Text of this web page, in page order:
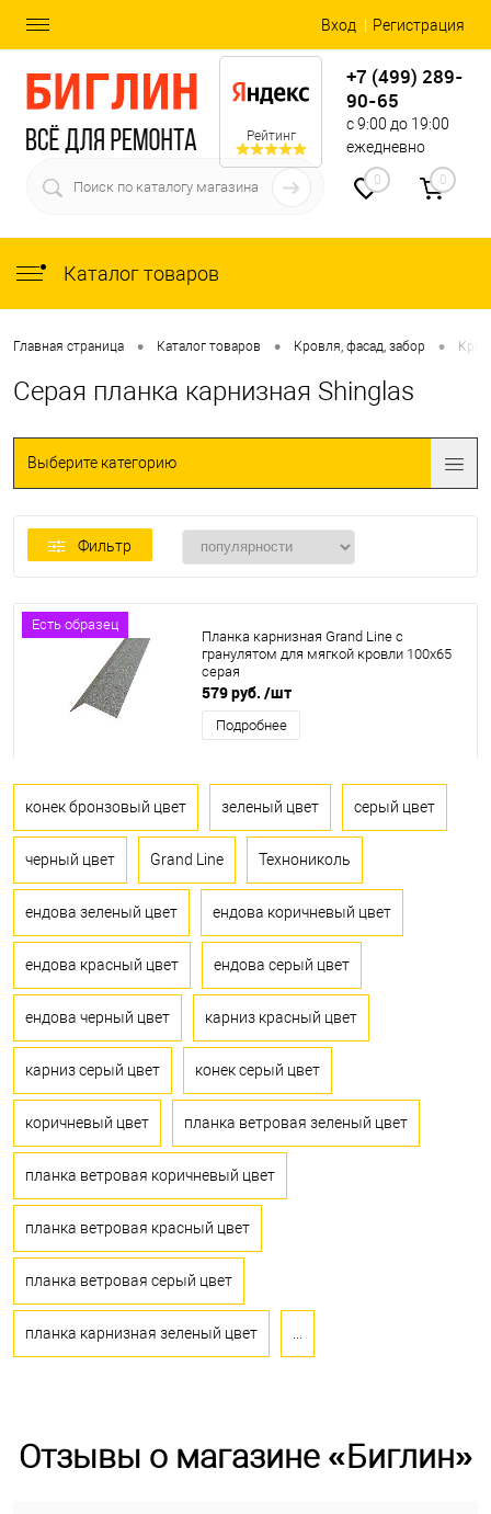
Вход Регистрация
Рейтинг
+7 (499) 289-
90-65
с 9:00 до 19:00
ежедневно
0 0
Каталог товаров
Главная страница • Каталог товаров • Кровля, фасад, забор •
Серая планка карнизная Shinglas
Выберите категорию
Фильтр
Есть образец
Планка карнизная Grand Line c
гранулятом для мягкой кровли 100x65
серая
579 руб. /шт
Подробнее
конек бронзовый цвет зеленый цвет серый цвет
черный цвет Grand Line Технониколь
ендова зеленый цвет ендова коричневый цвет
ендова красный цвет ендова серый цвет
ендова черный цвет карниз красный цвет
карниз серый цвет конек серый цвет
коричневый цвет планка ветровая зеленый цвет
планка ветровая коричневый цвет
планка ветровая красный цвет
планка ветровая серый цвет
планка карнизная зеленый цвет
Отзывы о магазине «Биглин»